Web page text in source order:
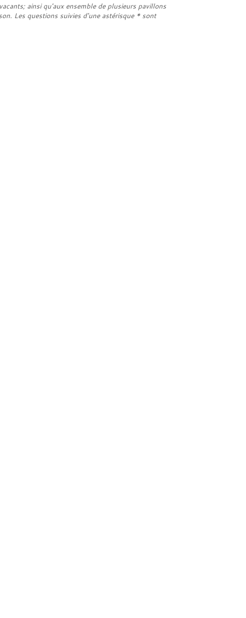
ainsi qu'aux ensemble de plusieurs pavillons
Les questions suivies d'une astérisque * sont